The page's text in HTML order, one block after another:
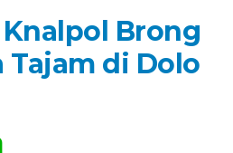
Brong
Tajam di Dolo